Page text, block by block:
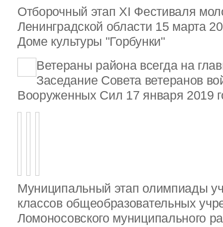
Отборочный этап XI Фестиваля
Ленинградской области 15 марта
Доме культуры "Горбунки"
Ветераны района всегда на
Заседание Совета ветеранов
Вооруженных Сил 17 января 2019
Муниципальный этап олимпиады
классов общеобразовательных
Ломоносовского муниципального